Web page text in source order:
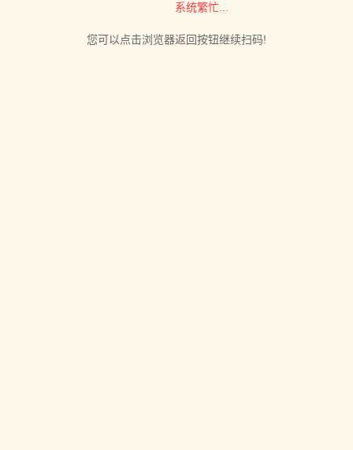
系统繁忙...
您可以点击浏览器返回按钮继续扫码!